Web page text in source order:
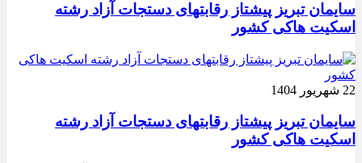
سایمان تبریز پیشتاز رقابتهای دستجات آزاد رشته
اسکیت هاکی کشور
22 شهریور 1404
سایمان تبریز پیشتاز رقابتهای دستجات آزاد رشته
اسکیت هاکی کشور